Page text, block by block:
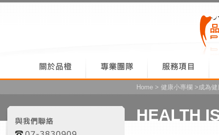
Home > 健康小專欄 >成為
HEALTH